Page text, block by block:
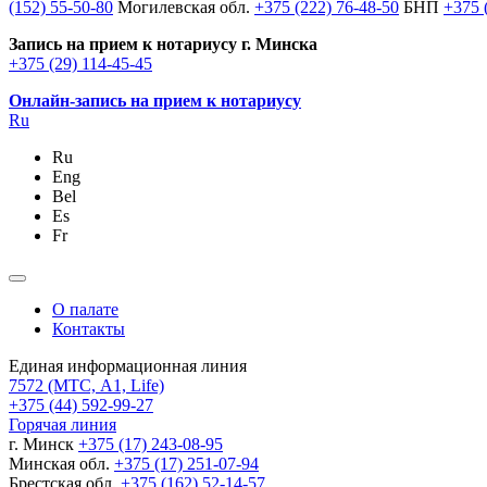
(152) 55-50-80 Могилевская обл. +375 (222) 76-48-50 БНП +375
Запись на прием к нотариусу г. Минска
+375 (29) 114-45-45
Онлайн-запись на прием к нотариусу
Ru
Ru
Eng
Bel
Es
Fr
О палате
Контакты
Единая информационная линия
7572 (МТС, A1, Life)
+375 (44) 592-99-27
Горячая линия
г. Минск +375 (17) 243-08-95
Минская обл. +375 (17) 251-07-94
Брестская обл. +375 (162) 52-14-57